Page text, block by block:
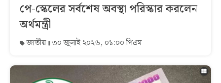
পে-স্কেলের সর্বশেষ অবস্থা পরিস্কার করলেন
অর্থমন্ত্রী
জাতীয় ৩০ জুলাই ২০২৬, ০১:০০ পিএম